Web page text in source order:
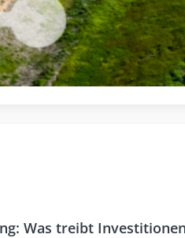
Was treibt